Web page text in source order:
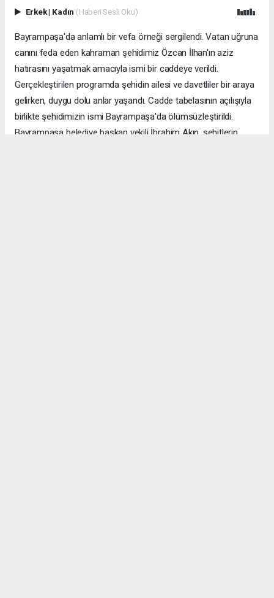
Erkek| Kadın (Haberi Sesli Oku)
Bayrampaşa'da anlamlı bir vefa örneği sergilendi. Vatan uğruna
canını feda eden kahraman şehidimiz Özcan İlhan'ın aziz
hatırasını yaşatmak amacıyla ismi bir caddeye verildi.
Gerçekleştirilen programda şehidin ailesi ve davetliler bir araya
gelirken, duygu dolu anlar yaşandı. Cadde tabelasının açılışıyla
birlikte şehidimizin ismi Bayrampaşa'da ölümsüzleştirildi.
Bayrampaşa belediye başkan vekili İbrahim Akın, şehitlerin